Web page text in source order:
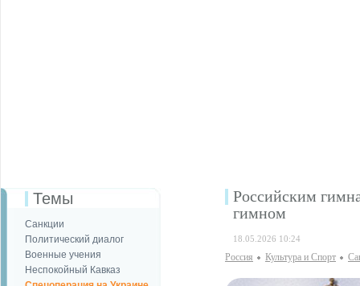
Темы
Санкции
Политический диалог
Военные учения
Неспокойный Кавказ
Российским
гимном
18.05.2026 10:24
Россия Культура и Спорт